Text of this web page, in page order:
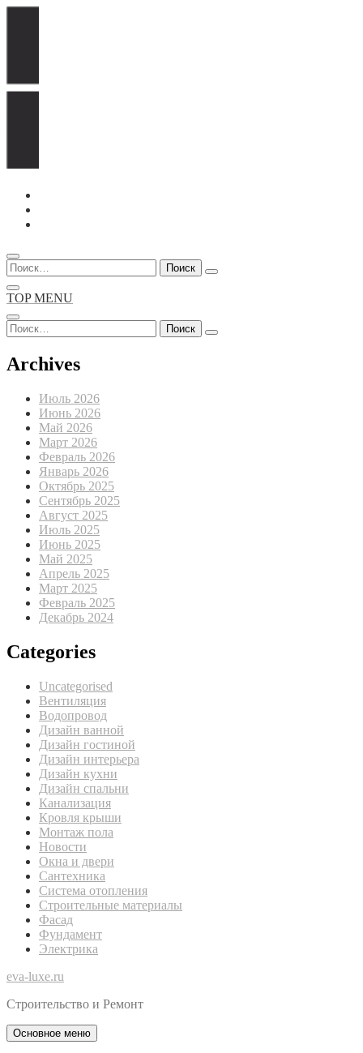
Перейти
содержимому
Найти:
TOP MENU
Найти:
Archives
Июль 2026
Июнь 2026
Май 2026
Март 2026
Февраль 2026
Январь 2026
Октябрь 2025
Сентябрь 2025
Август 2025
Июль 2025
Июнь 2025
Май 2025
Апрель 2025
Март 2025
Февраль 2025
Декабрь 2024
Categories
Uncategorised
Вентиляция
Водопровод
Дизайн ванной
Дизайн гостиной
Дизайн интерьера
Дизайн кухни
Дизайн спальни
Канализация
Кровля крыши
Монтаж пола
Новости
Окна и двери
Сантехника
Система отопления
Строительные материалы
Фасад
Фундамент
Электрика
eva-luxe.ru
Строительство и Ремонт
Основное меню